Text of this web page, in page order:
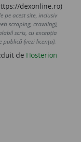
dexonline.ro)
pe acest site, inclusiv
scraping, crawling),
scris, cu excepția
(vezi licența).
de Hosterion